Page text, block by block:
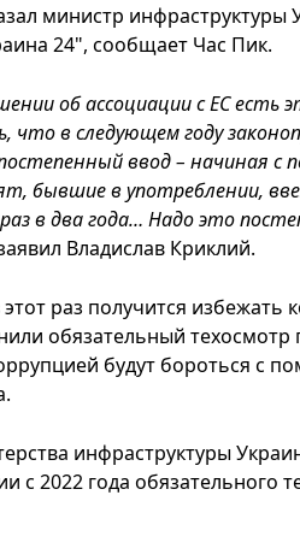
министр
24", сообщает Час Пик.
об ассоциации с ЕС есть
что в следующем году
ввод – начиная с
бывшие в употреблении,
в два года… Надо это
Владислав Криклий.
раз получится избежать
обязательный
будут бороться с
инфраструктуры
с 2022 года обязательного